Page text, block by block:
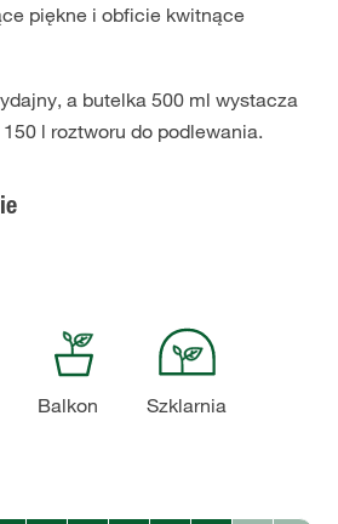
piękne i obficie kwitnące
a butelka 500 ml wystacza
l roztworu do podlewania.
Balkon Szklarnia